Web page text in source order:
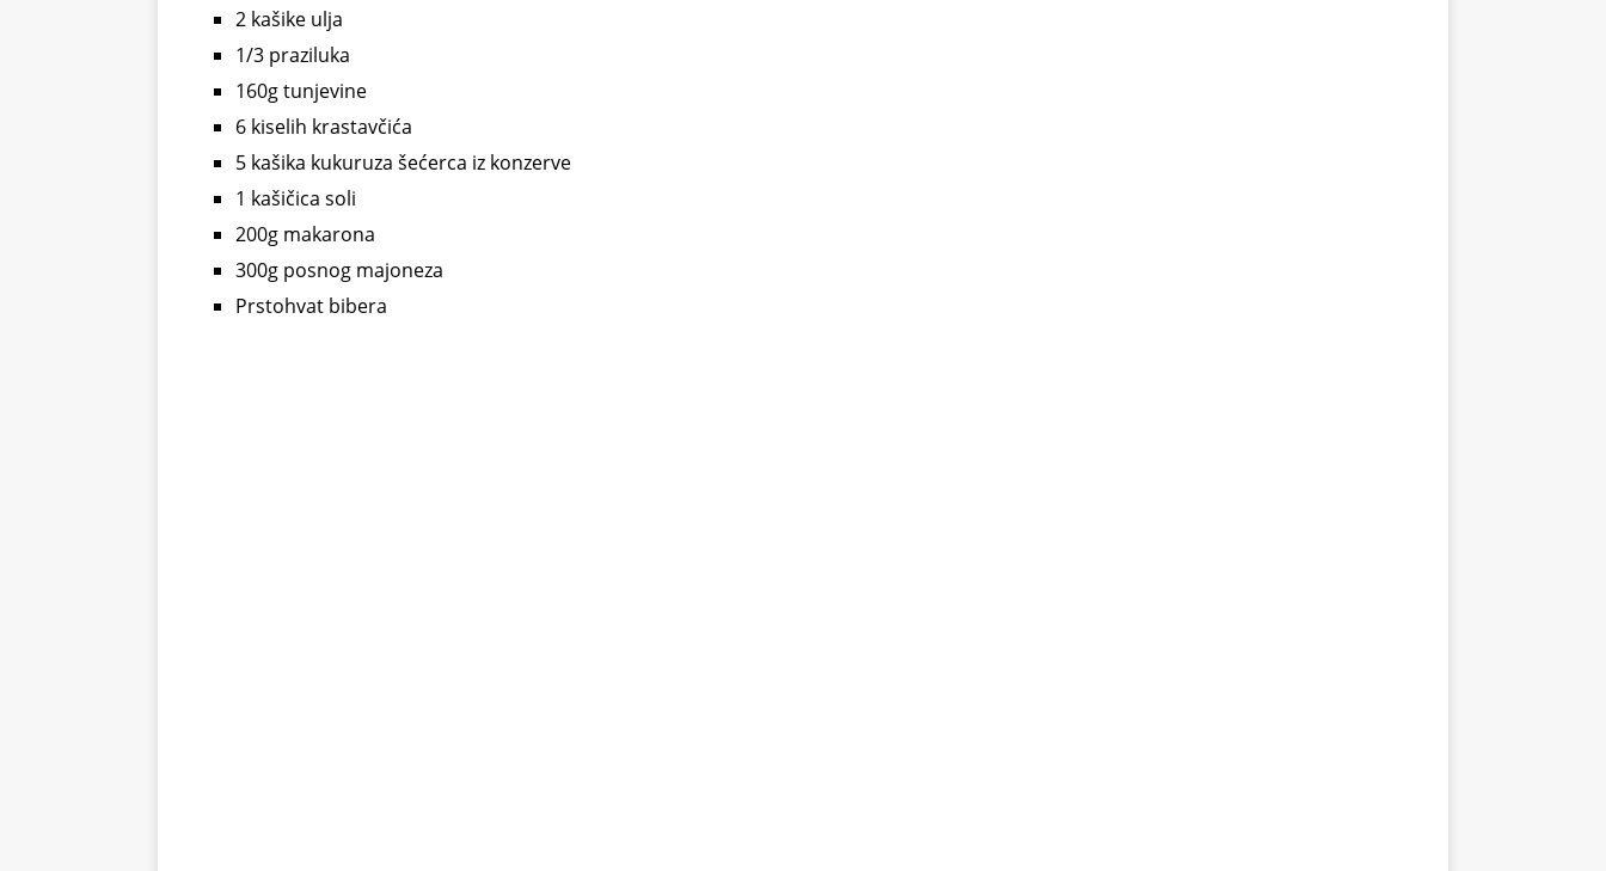
2 kašike ulja
1/3 praziluka
160g tunjevine
6 kiselih krastavčića
5 kašika kukuruza šećerca iz konzerve
1 kašičica soli
200g makarona
300g posnog majoneza
Prstohvat bibera